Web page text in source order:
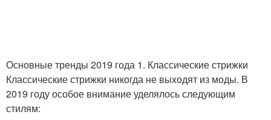
Основные тренды 2019 года 1. Классические стрижки
Классические стрижки никогда не выходят из моды. В
2019 году особое внимание уделялось следующим
стилям: